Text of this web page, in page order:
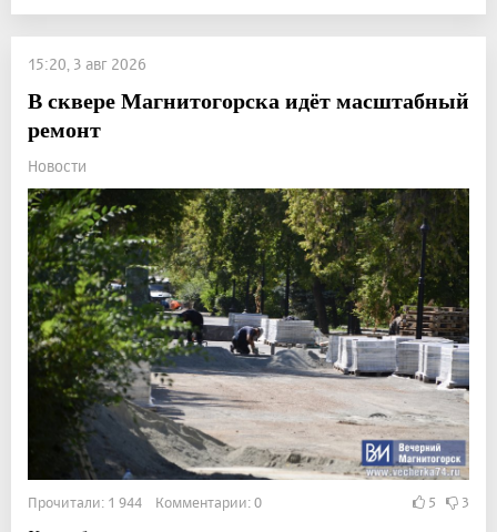
15:20, 3 авг 2026
В сквере Магнитогорска идёт масштабный
ремонт
Новости
Прочитали: 1 944 Комментарии: 0 5 3